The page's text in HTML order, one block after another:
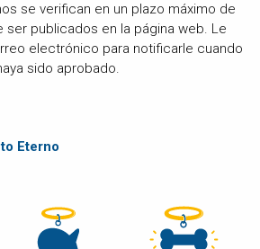
se verifican en un plazo máximo de
ser publicados en la página web. Le
electrónico para notificarle cuando
sido aprobado.
Eterno